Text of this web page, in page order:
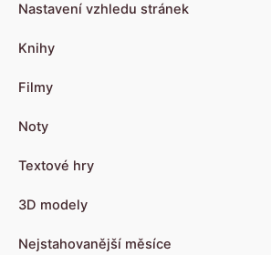
Nastavení vzhledu stránek
Knihy
Filmy
Noty
Textové hry
3D modely
Nejstahovanější měsíce